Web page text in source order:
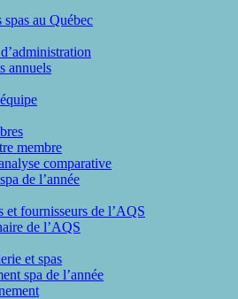
spas au Québec
annuels
membre
comparative
de l’année
et fournisseurs de l’AQS
de l’AQS
et spas
spa de l’année